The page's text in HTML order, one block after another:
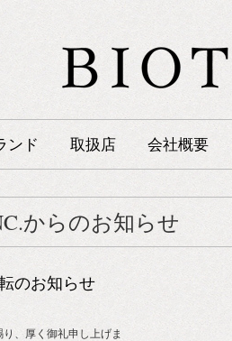
ンド 取扱店 会社概要
からのお知らせ
のお知らせ
、厚く御礼申し上げま